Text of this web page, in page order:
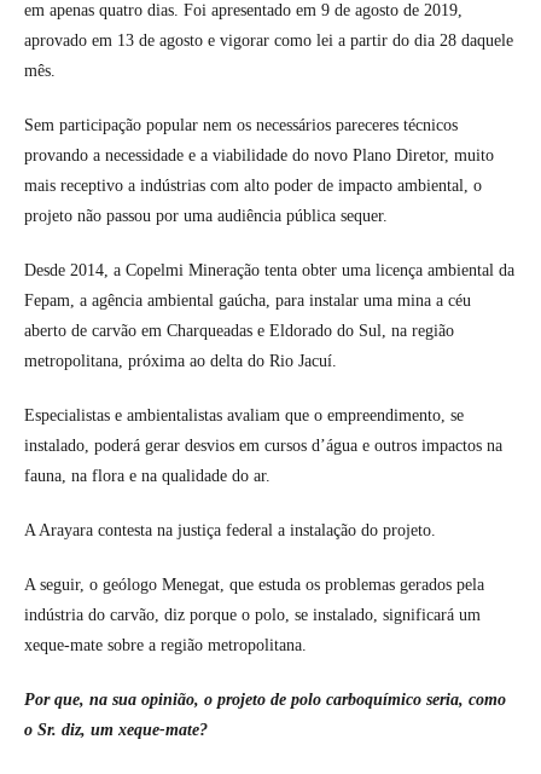
em apenas quatro dias. Foi apresentado em 9 de agosto de 2019,
aprovado em 13 de agosto e vigorar como lei a partir do dia 28 daquele
mês.
Sem participação popular nem os necessários pareceres técnicos
provando a necessidade e a viabilidade do novo Plano Diretor, muito
mais receptivo a indústrias com alto poder de impacto ambiental, o
projeto não passou por uma audiência pública sequer.
Desde 2014, a Copelmi Mineração tenta obter uma licença ambiental da
Fepam, a agência ambiental gaúcha, para instalar uma mina a céu
aberto de carvão em Charqueadas e Eldorado do Sul, na região
metropolitana, próxima ao delta do Rio Jacuí.
Especialistas e ambientalistas avaliam que o empreendimento, se
instalado, poderá gerar desvios em cursos d’água e outros impactos na
fauna, na flora e na qualidade do ar.
A Arayara contesta na justiça federal a instalação do projeto.
A seguir, o geólogo Menegat, que estuda os problemas gerados pela
indústria do carvão, diz porque o polo, se instalado, significará um
xeque-mate sobre a região metropolitana.
Por que, na sua opinião, o projeto de polo carboquímico seria, como
o Sr. diz, um xeque-mate?